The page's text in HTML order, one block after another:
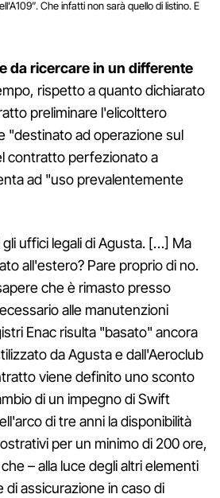
Che infatti non sarà quello di listino. E
da ricercare in un differente
rispetto a quanto dichiarato
preliminare l'elicolttero
"destinato ad operazione sul
contratto perfezionato a
ad "uso prevalentemente
uffici legali di Agusta. […] Ma
all'estero? Pare proprio di no.
che è rimasto presso
alle manutenzioni
Enac risulta "basato" ancora
da Agusta e dall'Aeroclub
viene definito uno sconto
di un impegno di Swift
di tre anni la disponibilità
per un minimo di 200 ore,
– alla luce degli altri elementi
di assicurazione in caso di